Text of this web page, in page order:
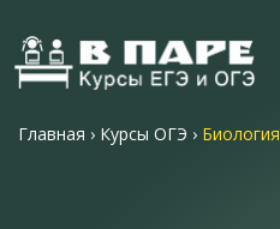
Главная › Курсы ОГЭ › Биология